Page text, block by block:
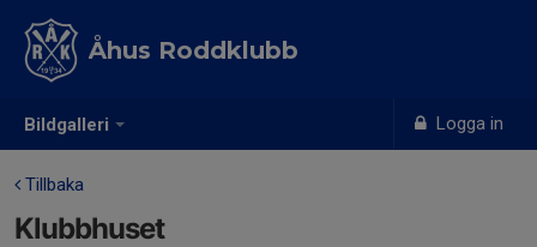
Bildgalleri Logga in
Åhus Roddklubb
Tillbaka
Klubbhuset